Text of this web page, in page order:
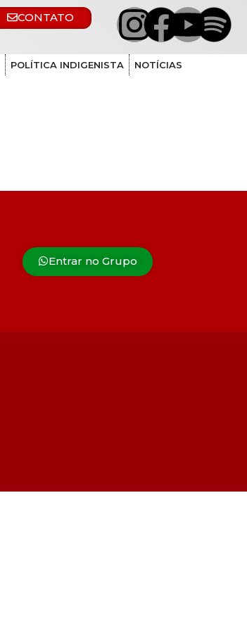
CONTATO
POLÍTICA INDIGENISTA NOTÍCIAS
Entrar no Grupo